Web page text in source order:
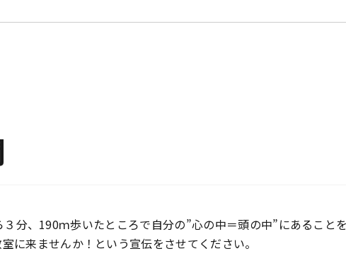
分、190ｍ歩いたところで自分の”心の中＝頭の中”にあること
に来ませんか！という宣伝をさせてください。